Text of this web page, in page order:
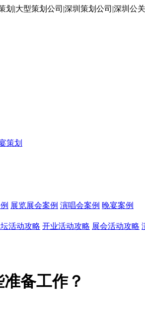
|大型策划公司|深圳策划公司|深圳公关
策划
展览展会案例 演唱会案例 晚宴案例
活动攻略 开业活动攻略 展会活动攻略
备工作？